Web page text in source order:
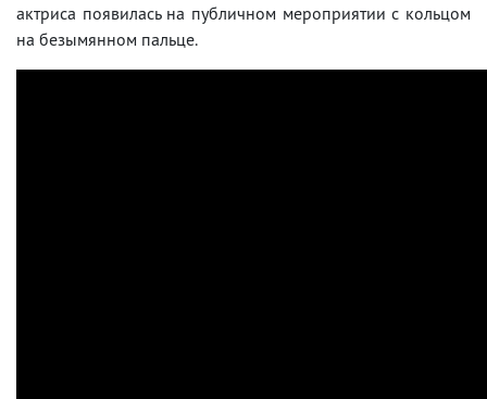
актриса появилась на публичном мероприятии с кольцом
на безымянном пальце.